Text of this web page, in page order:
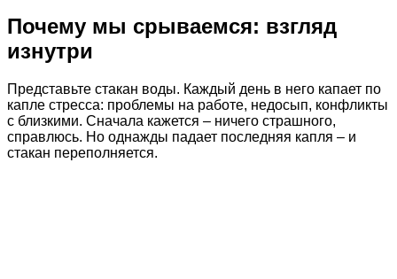
Почему мы срываемся: взгляд
изнутри
Представьте стакан воды. Каждый день в него капает по
капле стресса: проблемы на работе, недосып, конфликты
с близкими. Сначала кажется – ничего страшного,
справлюсь. Но однажды падает последняя капля – и
стакан переполняется.